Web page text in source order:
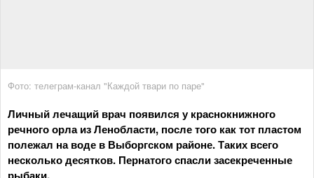
Фото: телеграм-канал "Каждой твари по паре"
Личный лечащий врач появился у краснокнижного
речного орла из Ленобласти, после того как тот пластом
полежал на воде в Выборгском районе. Таких всего
несколько десятков. Пернатого спасли засекреченные